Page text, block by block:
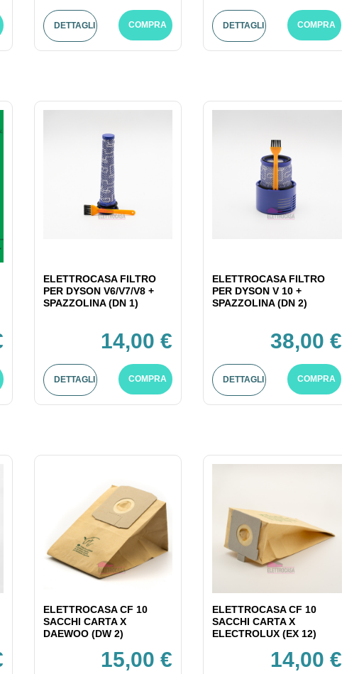
DETTAGLI COMPRA DETTAGLI COMPRA
ELETTROCASA FILTRO
PER DYSON V6/V7/V8 +
SPAZZOLINA (DN 1)
14,00 €
DETTAGLI COMPRA
ELETTROCASA FILTRO
PER DYSON V 10 +
SPAZZOLINA (DN 2)
38,00 €
DETTAGLI COMPRA
ELETTROCASA CF 10
SACCHI CARTA X
DAEWOO (DW 2)
15,00 €
ELETTROCASA CF 10
SACCHI CARTA X
ELECTROLUX (EX 12)
14,00 €